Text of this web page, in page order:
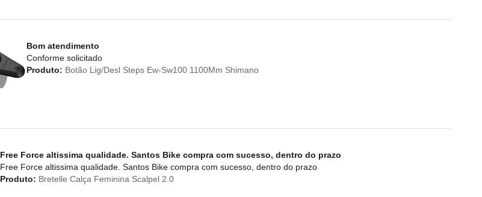
Bom atendimento
Conforme solicitado
Produto: Botão Lig/Desl Steps Ew-Sw100 1100Mm Shimano
Free Force altissima qualidade. Santos Bike compra com sucesso, dentro do prazo
Free Force altissima qualidade. Santos Bike compra com sucesso, dentro do prazo
Produto: Bretelle Calça Feminina Scalpel 2.0